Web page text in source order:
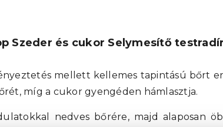
Szeder és cukor Selymesítő
mellett kellemes tapintású bőrt
míg a cukor gyengéden hámlasztja.
nedves bőrére, majd alaposan